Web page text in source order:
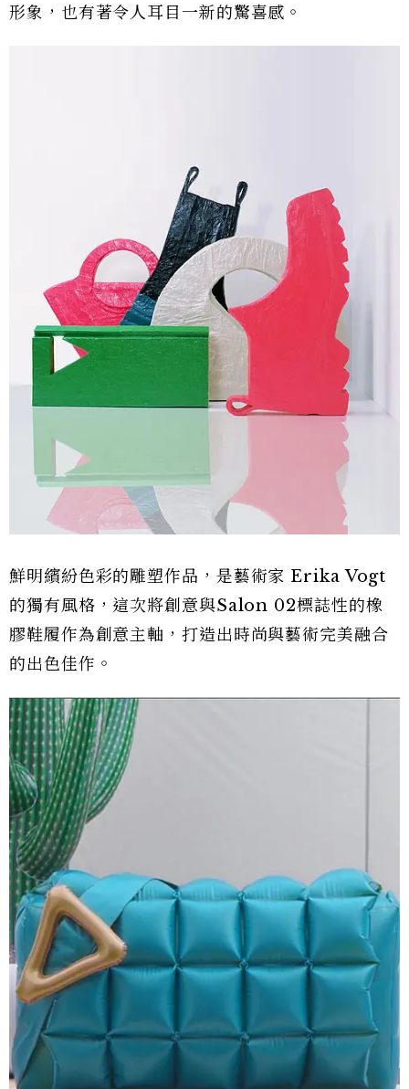
形象，也有著令人耳目一新的驚喜感。
鮮明繽紛色彩的雕塑作品，是藝術家 Erika Vogt
的獨有風格，這次將創意與Salon 02標誌性的橡
膠鞋履作為創意主軸，打造出時尚與藝術完美融合
的出色佳作。